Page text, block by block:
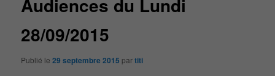
Audiences du Lundi
28/09/2015
Publié le29 septembre 2015 partiti